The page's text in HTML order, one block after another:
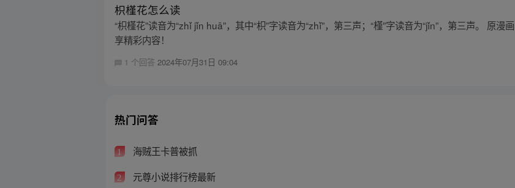
枳槿花怎么读
“枳槿花”读音为“zhǐ jǐn huā”，其中“枳”字读音为“zhǐ”，第三声；“槿”字读音为“jǐn”，第三声。 原
享精彩内容！
1 个回答2024年07月31日 09:04
热门问答
1 海贼王卡普被抓
2 元尊小说排行榜最新